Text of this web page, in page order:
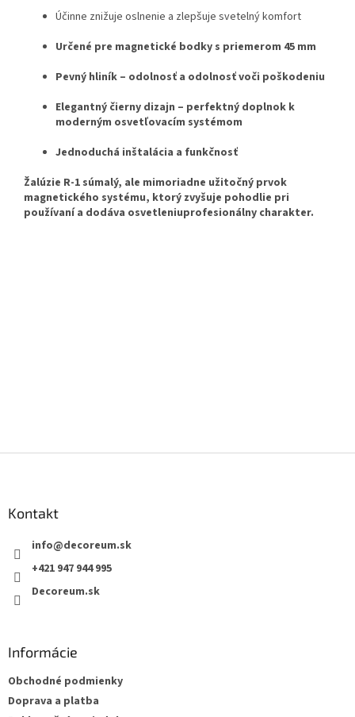
Účinne znižuje oslnenie a zlepšuje svetelný komfort
Určené pre magnetické bodky s priemerom 45 mm
Pevný hliník – odolnosť a odolnosť voči poškodeniu
Elegantný čierny dizajn – perfektný doplnok k
moderným osvetľovacím systémom
Jednoduchá inštalácia a funkčnosť
Žalúzie R-1 súmalý, ale mimoriadne užitočný prvok
magnetického systému, ktorý zvyšuje pohodlie pri
používaní a dodáva osvetleniuprofesionálny charakter.
Kontakt
info@decoreum.sk
+421 947 944 995
Decoreum.sk
Informácie
Obchodné podmienky
Doprava a platba